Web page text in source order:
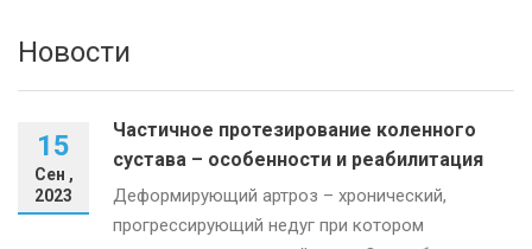
Новости
15
Сен ,
2023
Частичное протезирование коленного
сустава – особенности и реабилитация
Деформирующий артроз – хронический,
прогрессирующий недуг при котором